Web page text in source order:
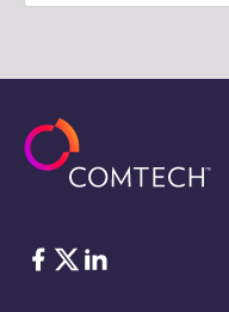
Facebook
Twitter
LinkedIn